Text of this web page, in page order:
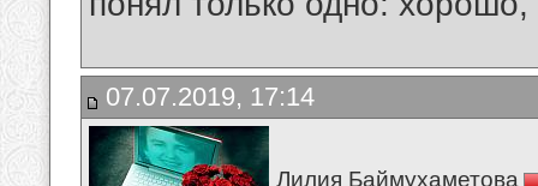
07.07.2019, 17:14
Лилия Баймухаметова